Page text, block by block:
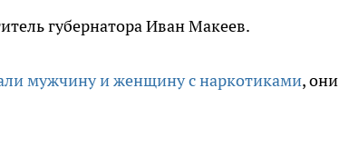
губернатора Иван Макеев.
мужчину и женщину с наркотиками, они